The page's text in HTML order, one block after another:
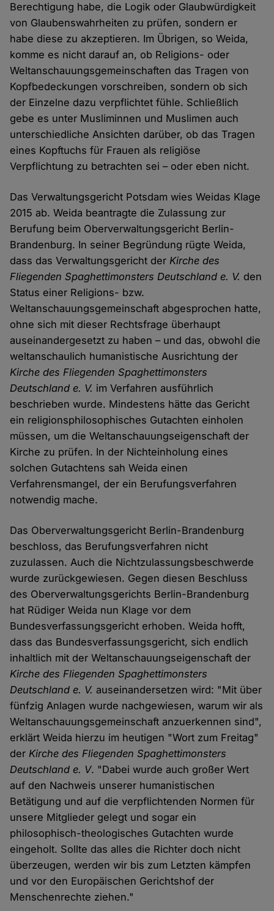
Berechtigung habe, die Logik oder Glaubwürdigkeit
von Glaubenswahrheiten zu prüfen, sondern er
habe diese zu akzeptieren. Im Übrigen, so Weida,
komme es nicht darauf an, ob Religions- oder
Weltanschauungsgemeinschaften das Tragen von
Kopfbedeckungen vorschreiben, sondern ob sich
der Einzelne dazu verpflichtet fühle. Schließlich
gebe es unter Musliminnen und Muslimen auch
unterschiedliche Ansichten darüber, ob das Tragen
eines Kopftuchs für Frauen als religiöse
Verpflichtung zu betrachten sei – oder eben nicht.
Das Verwaltungsgericht Potsdam wies Weidas Klage
2015 ab. Weida beantragte die Zulassung zur
Berufung beim Oberverwaltungsgericht Berlin-
Brandenburg. In seiner Begründung rügte Weida,
dass das Verwaltungsgericht derKirche des
Fliegenden Spaghettimonsters Deutschland e. V. den
Status einer Religions- bzw.
Weltanschauungsgemeinschaft abgesprochen hatte,
ohne sich mit dieser Rechtsfrage überhaupt
auseinandergesetzt zu haben – und das, obwohl die
weltanschaulich humanistische Ausrichtung der
Kirche des Fliegenden Spaghettimonsters
Deutschland e. V. im Verfahren ausführlich
beschrieben wurde. Mindestens hätte das Gericht
ein religionsphilosophisches Gutachten einholen
müssen, um die Weltanschauungseigenschaft der
Kirche zu prüfen. In der Nichteinholung eines
solchen Gutachtens sah Weida einen
Verfahrensmangel, der ein Berufungsverfahren
notwendig mache.
Das Oberverwaltungsgericht Berlin-Brandenburg
beschloss, das Berufungsverfahren nicht
zuzulassen. Auch die Nichtzulassungsbeschwerde
wurde zurückgewiesen. Gegen diesen Beschluss
des Oberverwaltungsgerichts Berlin-Brandenburg
hat Rüdiger Weida nun Klage vor dem
Bundesverfassungsgericht erhoben. Weida hofft,
dass das Bundesverfassungsgericht, sich endlich
inhaltlich mit der Weltanschauungseigenschaft der
Kirche des Fliegenden Spaghettimonsters
Deutschland e. V. auseinandersetzen wird: "Mit über
fünfzig Anlagen wurde nachgewiesen, warum wir als
Weltanschauungsgemeinschaft anzuerkennen sind",
erklärt Weida hierzu im heutigen "Wort zum Freitag"
derKirche des Fliegenden Spaghettimonsters
Deutschland e. V. "Dabei wurde auch großer Wert
auf den Nachweis unserer humanistischen
Betätigung und auf die verpflichtenden Normen für
unsere Mitglieder gelegt und sogar ein
philosophisch-theologisches Gutachten wurde
eingeholt. Sollte das alles die Richter doch nicht
überzeugen, werden wir bis zum Letzten kämpfen
und vor den Europäischen Gerichtshof der
Menschenrechte ziehen."